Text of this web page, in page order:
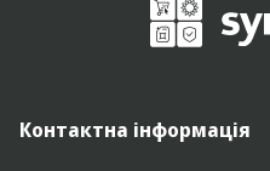
Контактна інформація